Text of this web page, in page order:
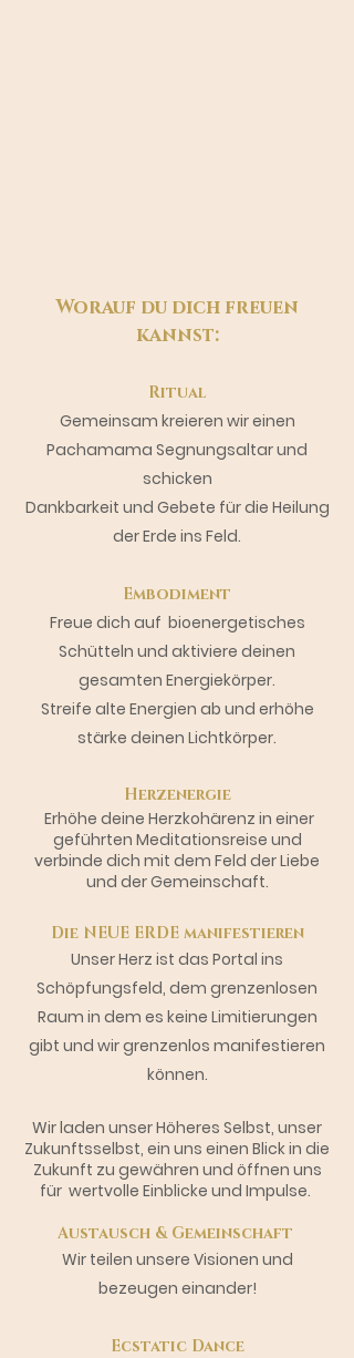
Worauf du dich freuen
kannst:
Ritual
Gemeinsam kreieren wir einen
Pachamama Segnungsaltar und
schicken
Dankbarkeit und Gebete für die Heilung
der Erde ins Feld.
Embodiment
Freue dich auf bioenergetisches
Schütteln und aktiviere deinen
gesamten Energiekörper.
Streife alte Energien ab und erhöhe
stärke deinen Lichtkörper.
Herzenergie
Erhöhe deine Herzkohärenz in einer
geführten Meditationsreise und
verbinde dich mit dem Feld der Liebe
und der Gemeinschaft.
Die NEUE ERDE manifestieren
Unser Herz ist das Portal ins
Schöpfungsfeld, dem grenzenlosen
Raum in dem es keine Limitierungen
gibt und wir grenzenlos manifestieren
können.
Wir laden unserHöheres Selbst, unser
Zukunftsselbst, ein uns einen Blick in die
Zukunft zu gewähren und öffnen uns
für wertvolle Einblicke und Impulse.
Austausch & Gemeinschaft
Wir teilen unsere Visionen und
bezeugen einander!
Ecstatic Dance